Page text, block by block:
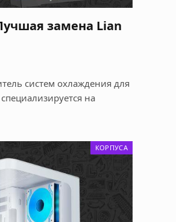
замена Lian
систем охлаждения для
на
КОРПУСА